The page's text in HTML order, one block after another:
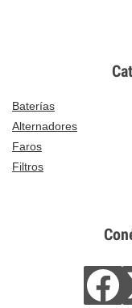
Baterías
Alternadores
Faros
Filtros